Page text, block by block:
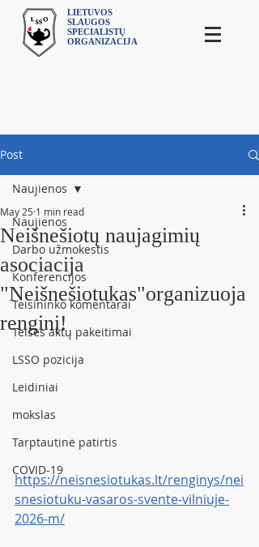
LIETUVOS
SLAUGOS
SPECIALISTŲ
ORGANIZACIJA
Post
Naujienos
Darbo užmokestis
Konferencijos
Teisininko komentarai
Teisės aktų pakeitimai
LSSO pozicija
Leidiniai
mokslas
Tarptautinė patirtis
COVID-19
Naujienos
Neišnešiotų naujagimių
asociacija
"Neišnešiotukas"organizuoja
renginį!
May 25 1 min read
https://neisnesiotukas.lt/renginys/nei
snesiotuku-vasaros-svente-vilniuje-
2026-m/